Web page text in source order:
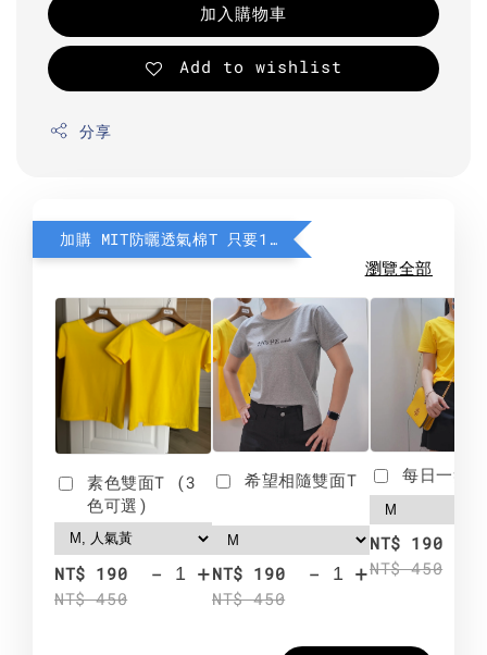
加入購物車
Add to wishlist
分享
加購 MIT防曬透氣棉T 只要190元
瀏覽全部
素色雙面T (3
色可選)
NT$ 190
NT$ 450
- +
希望相隨雙面T
NT$ 190
NT$ 450
- +
每日一笑
NT$ 190
NT$ 450